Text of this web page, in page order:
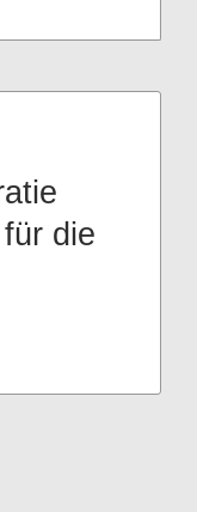
die